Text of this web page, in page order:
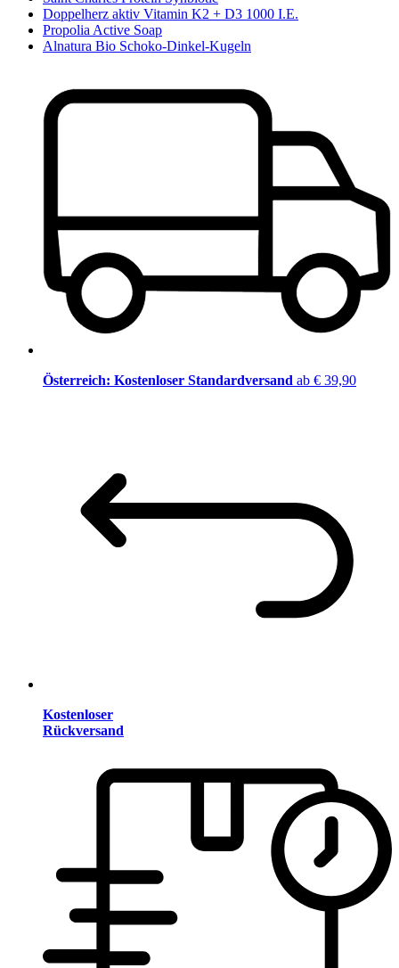
Doppelherz aktiv Vitamin K2 + D3 1000 I.E.
Propolia Active Soap
Alnatura Bio Schoko-Dinkel-Kugeln
Österreich: Kostenloser Standardversand ab € 39,90
Kostenloser
Rückversand